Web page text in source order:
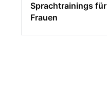
Sprachtrainings für
Frauen